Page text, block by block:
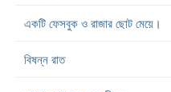
একটি ফেসবুক ও রাজার ছোট মেয়ে।
বিষন্ন রাত